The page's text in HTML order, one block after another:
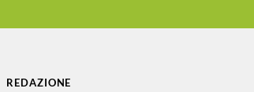
REDAZIONE